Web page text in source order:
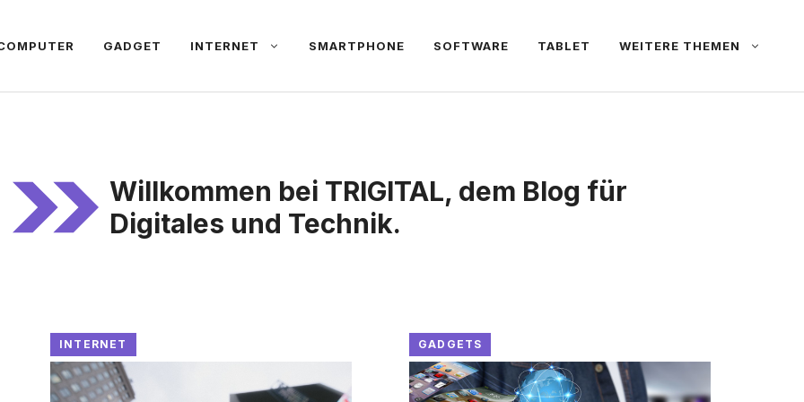
GADGET INTERNET SMARTPHONE SOFTWARE TABLET WEITERE THEMEN
Willkommen bei TRIGITAL, dem Blog für
Digitales und Technik.
INTERNET GADGETS